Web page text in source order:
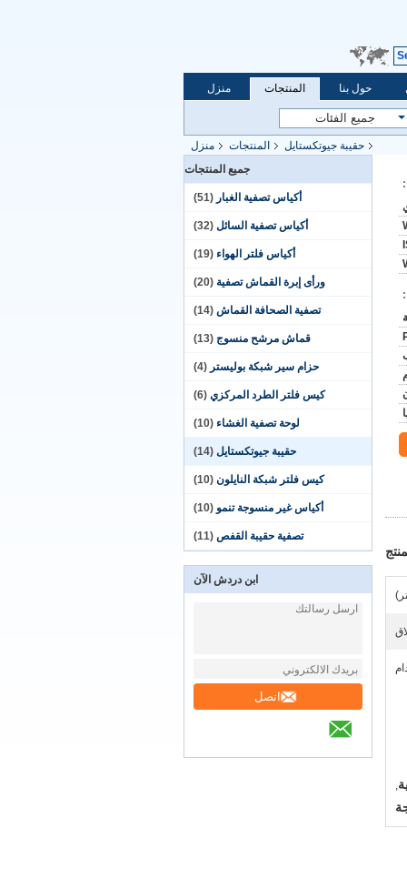
منزل المنتجات حول بنا
منزل المنتجات حقيبة جيوتكستايل
جميع المنتجات
أكياس تصفية الغبار (51)
أكياس تصفية السائل (32)
أكياس فلتر الهواء (19)
ورأى إبرة القماش تصفية (20)
تصفية الصحافة القماش (14)
قماش مرشح منسوج (13)
حزام سير شبكة بوليستر (4)
كيس فلتر الطرد المركزي (6)
لوحة تصفية الغشاء (10)
حقيبة جيوتكستايل (14)
كيس فلتر شبكة النايلون (10)
أكياس غير منسوجة تنمو (10)
تصفية حقيبة القفص (11)
ابن دردش الآن
اتصل
,